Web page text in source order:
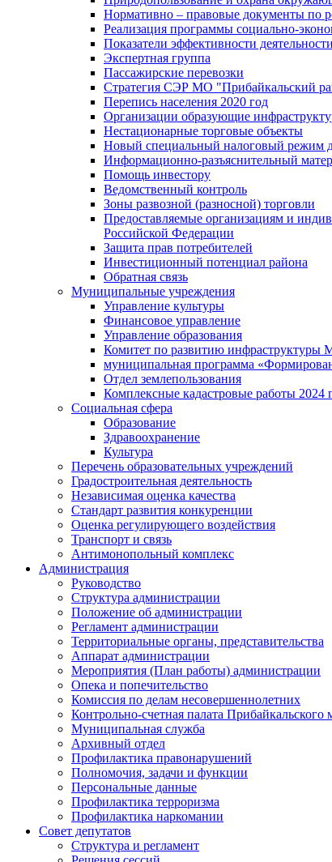
Нормативно – правовые документы по
Реализация программы социально-
Показатели эффективности
Экспертная группа
Пассажирские перевозки
Стратегия СЭР МО "Прибайкальский
Перепись населения 2020 год
Организации образующие
Нестационарные торговые объекты
Новый специальный налоговый режим
Информационно-разъяснительный
Помощь инвестору
Ведомственный контроль
Зоны развозной (разносной) торговли
Предоставляемые организациям и
Российской Федерации
Защита прав потребителей
Инвестиционный потенциал района
Обратная связь
Муниципальные учреждения
Управление культуры
Финансовое управление
Управление образования
Комитет по развитию инфраструктуры
муниципальная программа
Отдел землепользования
Комплексные кадастровые работы 2024
Социальная сфера
Образование
Здравоохранение
Культура
Перечень образовательных учреждений
Градостроительная деятельность
Независимая оценка качества
Стандарт развития конкуренции
Оценка регулирующего воздействия
Транспорт и связь
Антимонопольный комплекс
Администрация
Руководство
Структура администрации
Положение об администрации
Регламент администрации
Территориальные органы, представительства
Аппарат администрации
Мероприятия (План работы) администрации
Опека и попечительство
Комиссия по делам несовершеннолетних
Контрольно-счетная палата
Муниципальная служба
Архивный отдел
Профилактика правонарушений
Полномочия, задачи и функции
Персональные данные
Профилактика терроризма
Профилактика наркомании
Совет депутатов
Структура и регламент